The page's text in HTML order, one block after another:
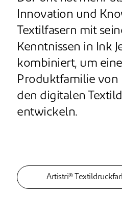
Innovation und
Textilfasern mit
Kenntnissen in Ink
kombiniert, um
Produktfamilie von
den digitalen
entwickeln.
Artistri®